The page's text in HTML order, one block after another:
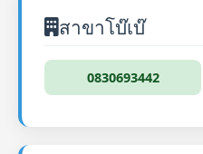
สาขาโบ๊เบ๊
0830693442